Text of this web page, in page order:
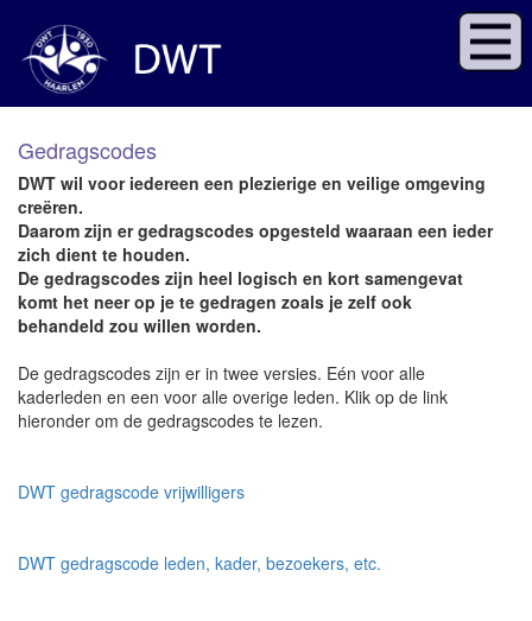
Gedragscodes
DWT wil voor iedereen een plezierige en veilige omgeving
creëren.
Daarom zijn er gedragscodes opgesteld waaraan een ieder
zich dient te houden.
De gedragscodes zijn heel logisch en kort samengevat
komt het neer op je te gedragen zoals je zelf ook
behandeld zou willen worden.
De gedragscodes zijn er in twee versies. Eén voor alle
kaderleden en een voor alle overige leden. Klik op de link
hieronder om de gedragscodes te lezen.
DWT gedragscode vrijwilligers
DWT gedragscode leden, kader, bezoekers, etc.